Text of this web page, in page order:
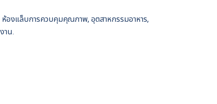
ห้องแล็บการควบคุมคุณภาพ, อุตสาหกรรมอาหาร,
าน.